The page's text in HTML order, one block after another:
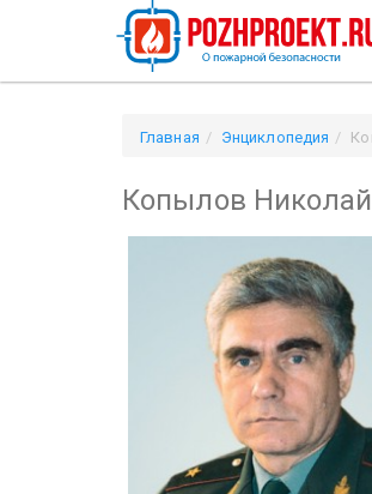
Главная Энциклопедия
Копылов